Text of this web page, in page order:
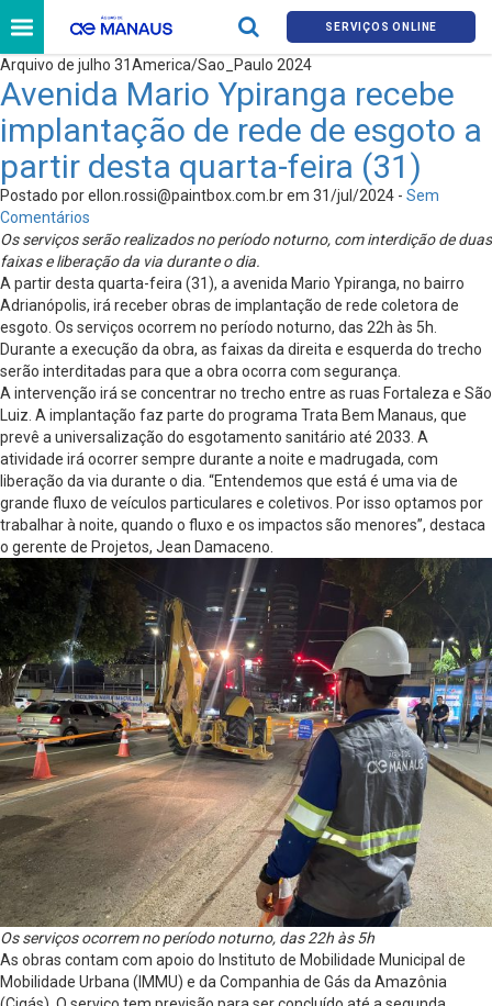
SERVIÇOS ONLINE
Arquivo de julho 31America/Sao_Paulo 2024
Avenida Mario Ypiranga recebe
implantação de rede de esgoto a
partir desta quarta-feira (31)
Postado porellon.rossi@paintbox.com.brem 31/jul/2024 - Sem
Comentários
Os serviços serão realizados no período noturno, com interdição de duas
faixas e liberação da via durante o dia.
A partir desta quarta-feira (31), a avenida Mario Ypiranga, no bairro
Adrianópolis, irá receber obras de implantação de rede coletora de
esgoto. Os serviços ocorrem no período noturno, das 22h às 5h.
Durante a execução da obra, as faixas da direita e esquerda do trecho
serão interditadas para que a obra ocorra com segurança.
A intervenção irá se concentrar no trecho entre as ruas Fortaleza e São
Luiz. A implantação faz parte do programa Trata Bem Manaus, que
prevê a universalização do esgotamento sanitário até 2033. A
atividade irá ocorrer sempre durante a noite e madrugada, com
liberação da via durante o dia. “Entendemos que está é uma via de
grande fluxo de veículos particulares e coletivos. Por isso optamos por
trabalhar à noite, quando o fluxo e os impactos são menores”, destaca
o gerente de Projetos, Jean Damaceno.
Os serviços ocorrem no período noturno, das 22h às 5h
As obras contam com apoio do Instituto de Mobilidade Municipal de
Mobilidade Urbana (IMMU) e da Companhia de Gás da Amazônia